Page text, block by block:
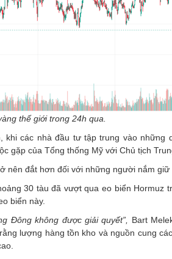
thế giới trong 24h qua.
khi các nhà đầu tư tập trung vào những
gặp của Tổng thống Mỹ với Chủ tịch
nên đắt hơn đối với những người nắm giữ
30 tàu đã vượt qua eo biển Hormuz
biển này.
Đông không được giải quyết”, Bart
lượng hàng tồn kho và nguồn cung